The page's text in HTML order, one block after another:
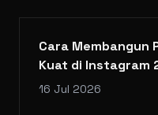
Cara Membangun
Kuat di Instagram
16 Jul 2026